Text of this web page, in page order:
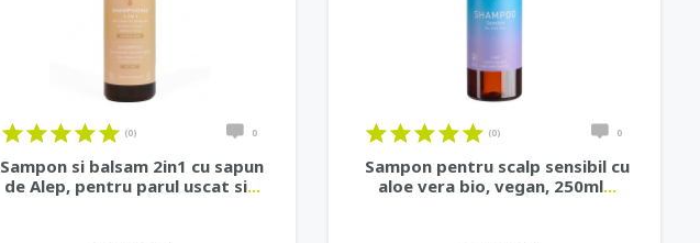
(0) 0
Sampon si balsam 2in1 cu sapun
de Alep, pentru parul uscat si...
(0) 0
Sampon pentru scalp sensibil cu
aloe vera bio, vegan, 250ml...